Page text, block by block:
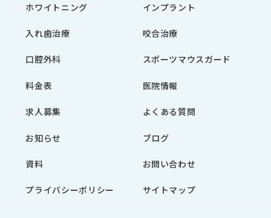
ホワイトニング インプラント
入れ歯治療 咬合治療
口腔外科 スポーツマウスガード
料金表 医院情報
求人募集 よくある質問
お知らせ ブログ
資料 お問い合わせ
プライバシーポリシー サイトマップ